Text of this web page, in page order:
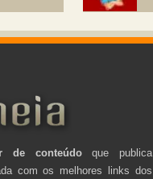
de conteúdoque publica
com os melhores links dos